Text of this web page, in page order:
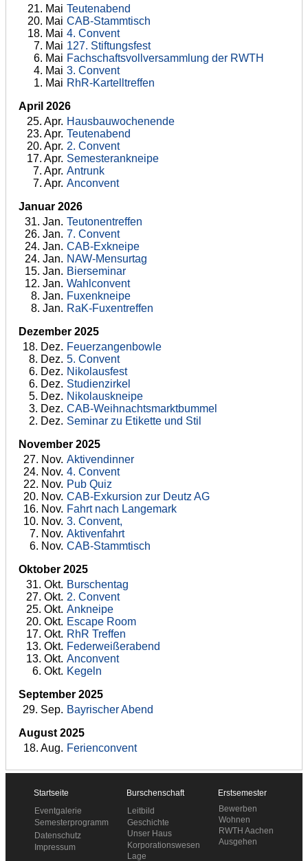
21. Mai Teutenabend
20. Mai CAB-Stammtisch
18. Mai 4. Convent
7. Mai 127. Stiftungsfest
6. Mai Fachschaftsvollversammlung der RWTH
4. Mai 3. Convent
1. Mai RhR-Kartelltreffen
April 2026
25. Apr. Hausbauwochenende
23. Apr. Teutenabend
20. Apr. 2. Convent
17. Apr. Semesterankneipe
7. Apr. Antrunk
7. Apr. Anconvent
Januar 2026
31. Jan. Teutonentreffen
26. Jan. 7. Convent
24. Jan. CAB-Exkneipe
24. Jan. NAW-Mensurtag
15. Jan. Bierseminar
12. Jan. Wahlconvent
8. Jan. Fuxenkneipe
8. Jan. RaK-Fuxentreffen
Dezember 2025
18. Dez. Feuerzangenbowle
8. Dez. 5. Convent
6. Dez. Nikolausfest
6. Dez. Studienzirkel
5. Dez. Nikolauskneipe
3. Dez. CAB-Weihnachtsmarktbummel
2. Dez. Seminar zu Etikette und Stil
November 2025
27. Nov. Aktivendinner
24. Nov. 4. Convent
22. Nov. Pub Quiz
20. Nov. CAB-Exkursion zur Deutz AG
16. Nov. Fahrt nach Langemark
10. Nov. 3. Convent,
7. Nov. Aktivenfahrt
6. Nov. CAB-Stammtisch
Oktober 2025
31. Okt. Burschentag
27. Okt. 2. Convent
25. Okt. Ankneipe
20. Okt. Escape Room
17. Okt. RhR Treffen
13. Okt. Federweißerabend
13. Okt. Anconvent
6. Okt. Kegeln
September 2025
29. Sep. Bayrischer Abend
August 2025
18. Aug. Ferienconvent
Startseite
Eventgalerie
Semesterprogramm
Datenschutz
Impressum
Burschenschaft
Leitbild
Geschichte
Unser Haus
Korporationswesen
Lage
Erstsemester
Bewerben
Wohnen
RWTH Aachen
Ausgehen